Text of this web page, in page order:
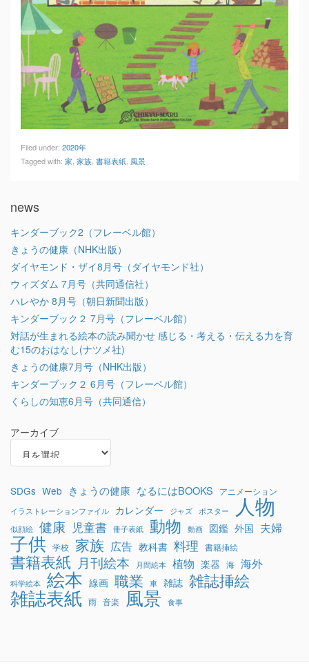
Filed under: 2020年
Tagged with: 家 家族 書籍表紙 風景
news
キンダーブック2（フレーベル館）
きょうの健康（NHK出版）
ダイヤモンド・ザイ8月号（ダイヤモンド社）
ウィズダム 7月号（共同通信社）
ハレやか 8月号（朝日新聞出版）
キンダーブック２ 7月号（フレーベル館）
対話が生まれる絵本の読み聞かせ 感じる・考える・伝える力を育
む15のおはなし(ナツメ社)
きょうの健康7月号（NHK出版）
キンダーブック２ 6月号（フレーベル館）
くらしの知恵6月号（共同通信）
アーカイブ
SDGs Web きょうの健康 なるにはBOOKS アニメーション
イラストレーションファイル カレンダー ジャズ ポスター 人物
似顔絵 健康 児童書 冊子表紙 動物 動画 図鑑 外国 夫婦
子供 学校 家族 広告 教科書 料理 書籍挿絵
書籍表紙 月刊絵本 月間絵本 植物 楽器 海 海外
科学絵本 絵本 線画 職業 車 雑誌 雑誌挿絵
雑誌表紙 雨 音楽 風景 食事